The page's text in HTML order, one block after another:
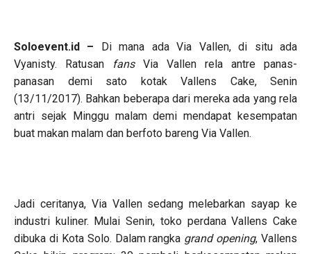
Soloevent.id –
Di mana ada Via Vallen, di situ ada
Vyanisty. Ratusan
fansVia Vallen rela antre panas-
panasan demi sato kotak Vallens Cake, Senin
(13/11/2017). Bahkan beberapa dari mereka ada yang rela
antri sejak Minggu malam demi mendapat kesempatan
buat makan malam dan berfoto bareng Via Vallen.
Jadi ceritanya, Via Vallen sedang melebarkan sayap ke
industri kuliner. Mulai Senin, toko perdana Vallens Cake
dibuka di Kota Solo. Dalam rangka grand opening, Vallens